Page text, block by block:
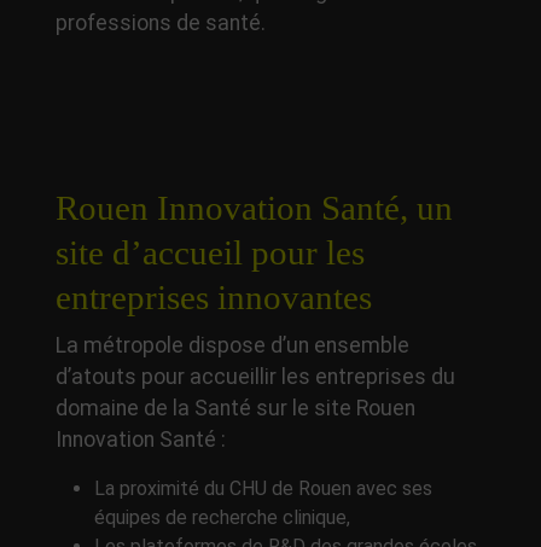
professions de santé.
Rouen Innovation Santé, un
site d’accueil pour les
entreprises innovantes
La métropole dispose d’un ensemble
d’atouts pour accueillir les entreprises du
domaine de la Santé sur le site Rouen
Innovation Santé :
La proximité du CHU de Rouen avec ses
équipes de recherche clinique,